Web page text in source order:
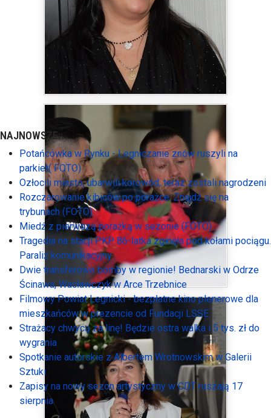
NAJNOWSZE:
Potańcówka w Rynku - Legniczanie znów ruszyli na
parkiet( FOTO)
Ozłocili miasto, ubarwili korowód, teraz zostali nagrodzeni
Rozczarowanie kibiców po porażce. Znajdź się na
trybunach (FOTO)
Miedź z pierwszą porażką w sezonie (FOTO)
Tragedia na stacji PKP. 86-latka zginęła pod kołami pociągu.
Paraliż komunikacyjny
Dwie transferowe bomby w regionie! Bednarski w Odrze
Ścinawa, Wacławczyk w Arce Trzebnice
Filmowy Powiat Legnicki - bezpłatne kino plenerowe dla
mieszkańców w prezencie od Fundacji LSSE
Strażacy chwycą za linę! Będzie ostra walka i 5 tys. zł do
wygrania
Spotkanie autorskie z Albertem Wrotnowskim w Galerii
Sztuki
Zapisy na nowy sezon artystyczny w CDT ruszają 17
sierpnia